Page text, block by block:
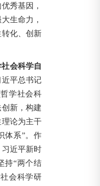
秀基因，
生命力，
化、创新
会科学自
近平总书记
学社会科
新，构建
论为主干
体系”。作
近平新时
持“两个结
会科学研